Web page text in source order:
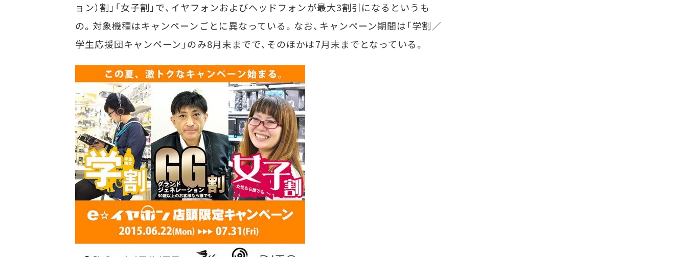
ョン）割」「女子割」で、イヤフォンおよびヘッドフォンが最大3割引になるというも
の。対象機種はキャンペーンごとに異なっている。なお、キャンペーン期間は「学割／
学生応援団キャンペーン」のみ8月末までで、そのほかは7月末までとなっている。